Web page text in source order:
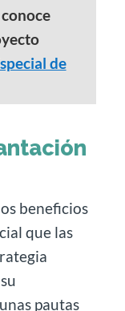
de
beneficios
que las
pautas